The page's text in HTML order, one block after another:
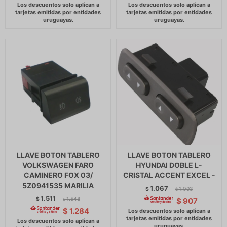
LLAVE BOTON TABLERO
VOLKSWAGEN FARO
CAMINERO FOX 03/
5Z0941535 MARILIA
$1.511 $ 1.548
$ 1.284
LLAVE BOTON TABLERO
HYUNDAI DOBLE L-
CRISTAL ACCENT EXCEL -
$1.067 $ 1.093
$ 907